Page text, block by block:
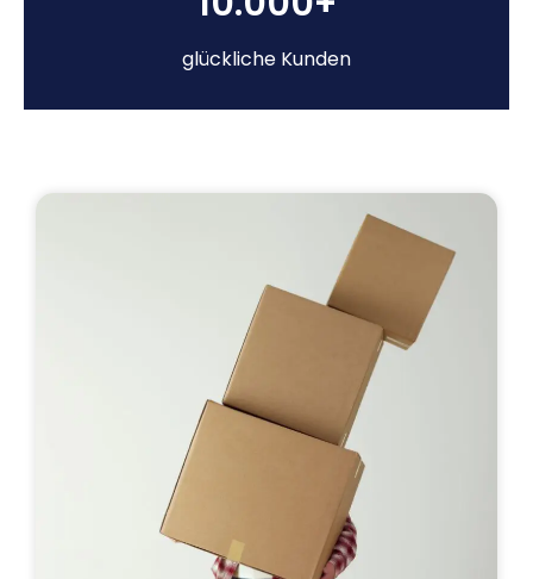
glückliche Kunden